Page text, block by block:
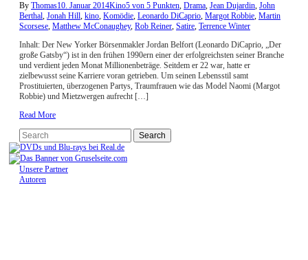
By Thomas10. Januar 2014Kino5 von 5 Punkten, Drama, Jean Dujardin, John
Berthal, Jonah Hill, kino, Komödie, Leonardo DiCaprio, Margot Robbie, Martin
Scorsese, Matthew McConaughey, Rob Reiner, Satire, Terrence Winter
Inhalt: Der New Yorker Börsenmakler Jordan Belfort (Leonardo DiCaprio, „Der
große Gatsby“) ist in den frühen 1990ern einer der erfolgreichsten seiner Branche
und verdient jeden Monat Millionenbeträge. Seitdem er 22 war, hatte er
zielbewusst seine Karriere voran getrieben. Um seinen Lebensstil samt
Prostituierten, überzogenen Partys, Traumfrauen wie das Model Naomi (Margot
Robbie) und Mietzwergen aufrecht […]
Read More
Unsere Partner
Autoren